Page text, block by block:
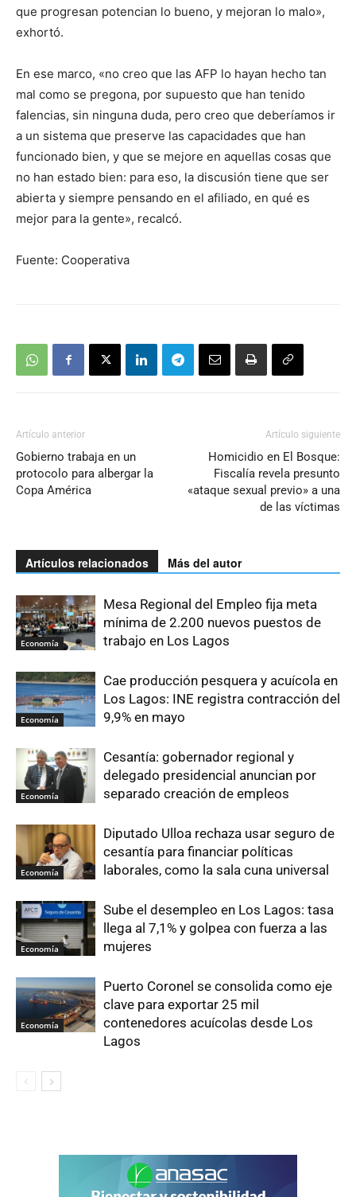
que progresan potencian lo bueno, y mejoran lo malo»,
exhortó.
En ese marco, «no creo que las AFP lo hayan hecho tan
mal como se pregona, por supuesto que han tenido
falencias, sin ninguna duda, pero creo que deberíamos ir
a un sistema que preserve las capacidades que han
funcionado bien, y que se mejore en aquellas cosas que
no han estado bien: para eso, la discusión tiene que ser
abierta y siempre pensando en el afiliado, en qué es
mejor para la gente», recalcó.
Fuente: Cooperativa
Artículo anterior
Gobierno trabaja en un
protocolo para albergar la
Copa América
Artículo siguiente
Homicidio en El Bosque:
Fiscalía revela presunto
«ataque sexual previo» a una
de las víctimas
Artículos relacionados Más del autor
Economía
Mesa Regional del Empleo fija meta
mínima de 2.200 nuevos puestos de
trabajo en Los Lagos
Economía
Cae producción pesquera y acuícola en
Los Lagos: INE registra contracción del
9,9% en mayo
Economía
Cesantía: gobernador regional y
delegado presidencial anuncian por
separado creación de empleos
Economía
Diputado Ulloa rechaza usar seguro de
cesantía para financiar políticas
laborales, como la sala cuna universal
Economía
Sube el desempleo en Los Lagos: tasa
llega al 7,1% y golpea con fuerza a las
mujeres
Economía
Puerto Coronel se consolida como eje
clave para exportar 25 mil
contenedores acuícolas desde Los
Lagos